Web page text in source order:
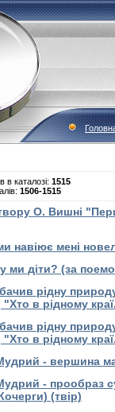
в каталозі: 1515
: 1506-1515
О. Вишні
навіює мені
ми діти? (за
рідну
"Хто в рідному
рідну
"Хто в рідному
- вершина
- прообраз
(твір)